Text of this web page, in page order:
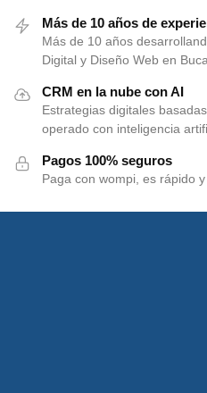
Más de 10 años de
Más de 10 años
Digital y Diseño Web en
CRM en la nube con AI
Estrategias digitales
operado con inteligencia
Pagos 100% seguros
Paga con wompi, es rápido